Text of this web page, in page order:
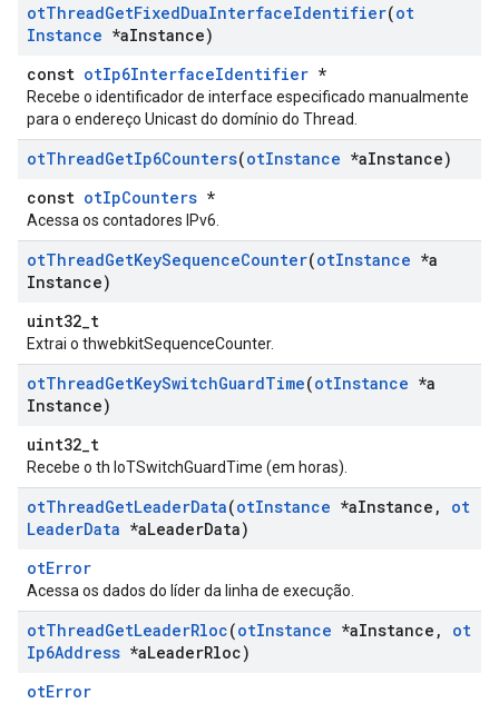
otThreadGetFixedDuaInterfaceIdentifier(ot
Instance *aInstance)
const otIp6InterfaceIdentifier *
Recebe o identificador de interface especificado manualmente
para o endereço Unicast do domínio do Thread.
otThreadGetIp6Counters(otInstance *aInstance)
const otIpCounters *
Acessa os contadores IPv6.
otThreadGetKeySequenceCounter(otInstance *a
Instance)
uint32_t
Extrai o thwebkitSequenceCounter.
otThreadGetKeySwitchGuardTime(otInstance *a
Instance)
uint32_t
Recebe o th IoTSwitchGuardTime (em horas).
otThreadGetLeaderData(otInstance *aInstance ,
ot
LeaderData *aLeaderData)
otError
Acessa os dados do líder da linha de execução.
otThreadGetLeaderRloc(otInstance *aInstance ,
ot
Ip6Address *aLeaderRloc)
otError